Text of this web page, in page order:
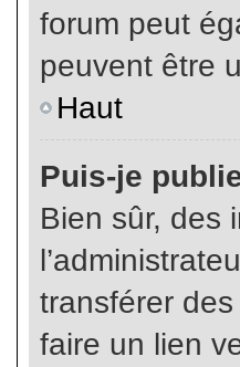
forum peut
peuvent être
Haut
Puis-je
Bien sûr, des
transférer
faire un lien